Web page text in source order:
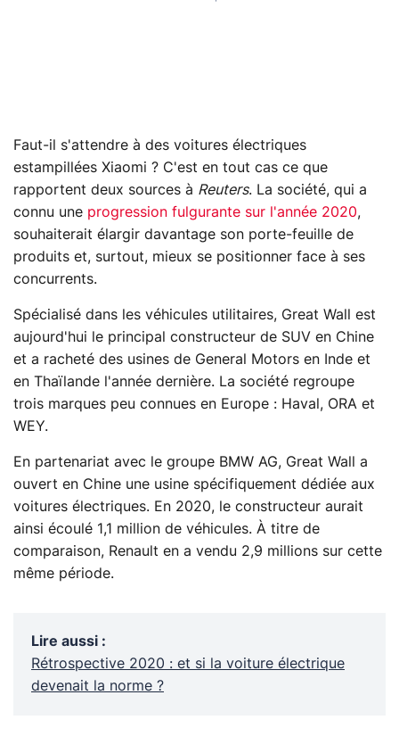
Faut-il s'attendre à des voitures électriques
estampillées Xiaomi ? C'est en tout cas ce que
rapportent deux sources à Reuters. La société, qui a
connu une progression fulgurante sur l'année 2020,
souhaiterait élargir davantage son porte-feuille de
produits et, surtout, mieux se positionner face à ses
concurrents.
Spécialisé dans les véhicules utilitaires, Great Wall est
aujourd'hui le principal constructeur de SUV en Chine
et a racheté des usines de General Motors en Inde et
en Thaïlande l'année dernière. La société regroupe
trois marques peu connues en Europe : Haval, ORA et
WEY.
En partenariat avec le groupe BMW AG, Great Wall a
ouvert en Chine une usine spécifiquement dédiée aux
voitures électriques. En 2020, le constructeur aurait
ainsi écoulé 1,1 million de véhicules. À titre de
comparaison, Renault en a vendu 2,9 millions sur cette
même période.
Lire aussi :
Rétrospective 2020 : et si la voiture électrique
devenait la norme ?